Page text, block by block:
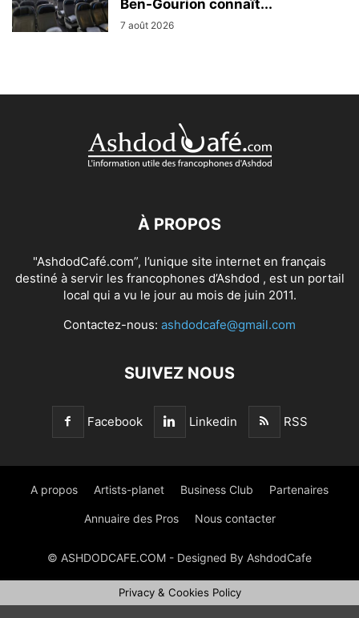
Ben-Gourion connaît...
7 août 2026
À PROPOS
"AshdodCafé.com”, l’unique site internet en français
destiné à servir les francophones d’Ashdod , est un portail
local qui a vu le jour au mois de juin 2011.
Contactez-nous: ashdodcafe@gmail.com
SUIVEZ NOUS
Facebook Linkedin RSS
A propos Artists-planet Business Club Partenaires
Annuaire des Pros Nous contacter
© ASHDODCAFE.COM - Designed By AshdodCafe
Privacy & Cookies Policy